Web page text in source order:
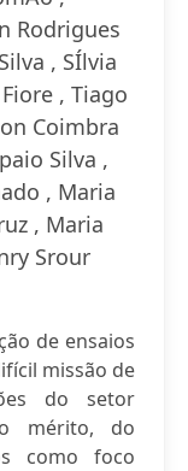
Rodrigues
, SÍlvia
, Tiago
Coimbra
Silva ,
, Maria
, Maria
Srour
de ensaios
missão de
do setor
mérito, do
como foco